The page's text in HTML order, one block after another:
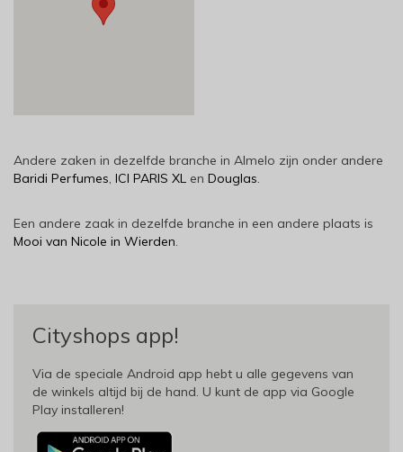
Andere zaken in dezelfde branche in Almelo zijn onder andere
Baridi Perfumes, ICI PARIS XL en Douglas.
Een andere zaak in dezelfde branche in een andere plaats is
Mooi van Nicole in Wierden.
Cityshops app!
Via de speciale Android app hebt u alle gegevens van
de winkels altijd bij de hand. U kunt de app via Google
Play installeren!